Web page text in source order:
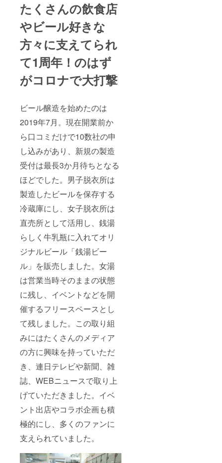
たくさんの飲食店
やビール好きな
方々に支えてられ
て1周年！のはず
がコロナで大打撃
ビール醸造を始めたのは
2019年7月。現在開業前か
ら口コミだけで10数社の申
し込みがあり、新規の製造
受付は最長3か月待ちとなる
ほどでした。男子脱衣所は
製造したビールを保存する
冷蔵庫にし、女子脱衣所は
直売所として活用し、銭湯
らしく牛乳瓶に入れてオリ
ジナルビール「銭湯ビー
ル」を販売しました。女湯
は営業当時そのままの状態
に残し、イベントなどを開
催するフリースペースとし
て残しました。この取り組
みにはたくさんのメディア
の方に興味を持っていただ
き、連日テレビや新聞、雑
誌、WEBニュースで取り上
げていただきました。イベ
ント出店やコラボ企画も積
極的にし、多くのファンに
支えられていました。